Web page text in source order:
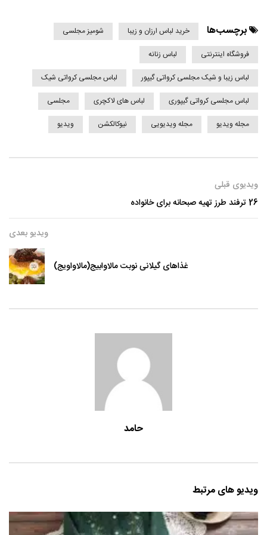
برچسب‌ها خرید لباس ارزان و زیبا
شومیز مجلسی
فروشگاه اینترنتی
لباس زنانه
لباس زیبا و شیک مجلسی کرواتی گیپور
لباس مجلسی کرواتی شیک
لباس مجلسی کرواتی گیپوری
لباس های لاکچری
مجلسی
مجله ویدیو
مجله ویدیویی نیوکالکشن ویدیو
ویدیوی قبلی
26 ترفند طرز تهیه صبحانه برای خانواده
ویدیو بعدی
غذاهای گیلانی نوبت مالاوابیج(مالاواویج)
حامد
ویدیو های مرتبط